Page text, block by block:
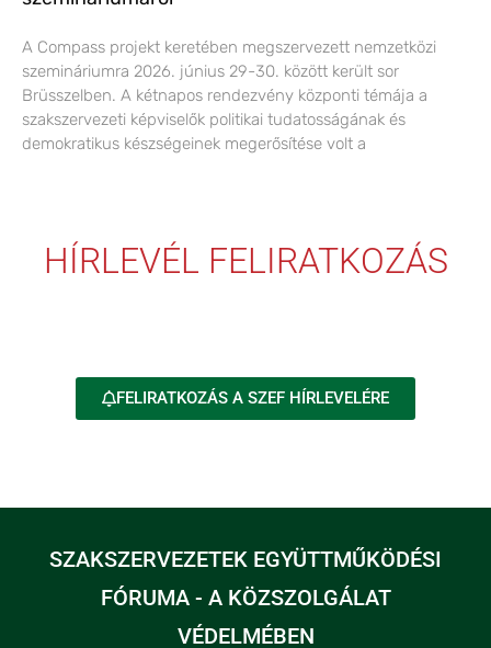
A Compass projekt keretében megszervezett nemzetközi
szemináriumra 2026. június 29-30. között került sor
Brüsszelben. A kétnapos rendezvény központi témája a
szakszervezeti képviselők politikai tudatosságának és
demokratikus készségeinek megerősítése volt a
HÍRLEVÉL FELIRATKOZÁS
FELIRATKOZÁS A SZEF HÍRLEVELÉRE
SZAKSZERVEZETEK EGYÜTTMŰKÖDÉSI
FÓRUMA - A KÖZSZOLGÁLAT
VÉDELMÉBEN